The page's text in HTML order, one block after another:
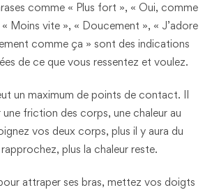
comme « Plus fort », « Oui, comme
Moins vite », « Doucement », « J’adore
comme ça » sont des indications
de ce que vous ressentez et voulez.
un maximum de points de contact. Il
friction des corps, une chaleur au
vos deux corps, plus il y aura du
plus la chaleur reste.
attraper ses bras, mettez vos doigts